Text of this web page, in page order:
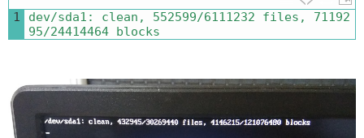
1 dev/sda1 : clean , 552599/6111232 files ,
71192
95/24414464 blocks